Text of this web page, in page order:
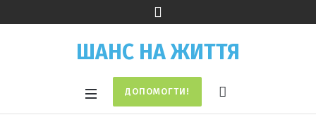
ШАНС НА ЖИТТЯ
ДОПОМОГТИ!